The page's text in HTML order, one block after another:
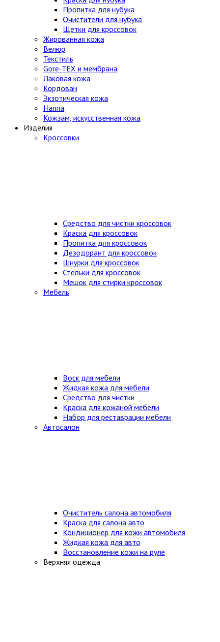
Пропитка для нубука
Очистители для нубука
Щетки для кроссовок
Жированная кожа
Велюр
Текстиль
Gore-TEX и мембрана
Лаковая кожа
Кордован
Экзотическая кожа
Наппа
Кожзам, искусственная кожа
Изделия
Кроссовки
Средство для чистки кроссовок
Краска для кроссовок
Пропитка для кроссовок
Дезодорант для кроссовок
Шнурки для кроссовок
Стельки для кроссовок
Мешок для стирки кроссовок
Мебель
Воск для мебели
Жидкая кожа для мебели
Средство для чистки
Краска для кожаной мебели
Набор для реставрации мебели
Автосалон
Очиститель салона автомобиля
Краска для салона авто
Кондиционер для кожи автомобиля
Жидкая кожа для авто
Восстановление кожи на руле
Верхняя одежда